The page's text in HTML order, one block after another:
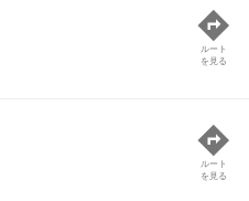
ルート
を見る
ルート
を見る